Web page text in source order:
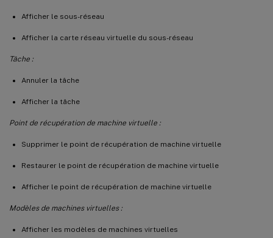
Afficher le sous-réseau
Afficher la carte réseau virtuelle du sous-réseau
Tâche :
Annuler la tâche
Afficher la tâche
Point de récupération de machine virtuelle :
Supprimer le point de récupération de machine virtuelle
Restaurer le point de récupération de machine virtuelle
Afficher le point de récupération de machine virtuelle
Modèles de machines virtuelles :
Afficher les modèles de machines virtuelles